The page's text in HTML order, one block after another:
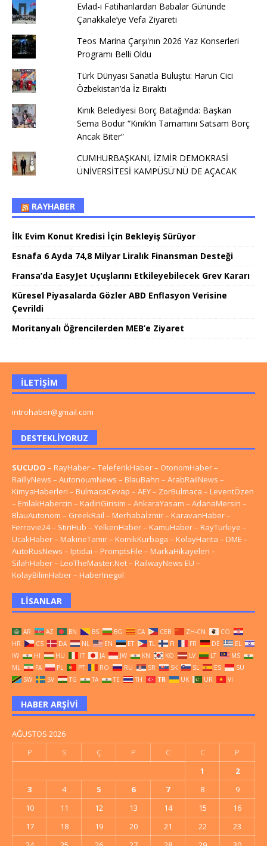
Evlad-ı Fatihanlardan Babalar Gününde
Çanakkale’ye Vefa Ziyareti
Teos Marina Çarşı'nın 2026 Yaz Konserleri
Programı Belli Oldu
Türk Dünyası Sanatla Buluştu: Harun Cici
Özbekistan’da İz Bıraktı
Kınık Belediyesi Borç Batağında: Başkan
Sema Bodur “Kınık’ın Tamamını Satsam Borç
Ancak Biter”
CUMHURBAŞKANI, İZMİR DEMOKRASİ
ÜNİVERSİTESİ KAMPÜSÜ'NÜ DE AÇACAK
RAYHABER
İlk Evim Konut Kredisi İçin Bekleyiş Sürüyor
Esnafa 6 Ayda 74,8 Milyar Liralık Finansman Desteği
Fransa’da EasyJet Uçuşlarını Etkileyebilecek Grev Kararı
Küresel Piyasalarda Gözler ABD Enflasyon Verisine
Çevrildi
Moritanyalı Öğrencilerden MEB’e Ziyaret
İLETIŞIM
introhaber@gmail.com
DESTEKLIYORUZ
SUCUDO – RayHaber– TeleferikHaber– OtonomHaber–
RaillyNews – AutonoumNews – BlauBahn – ArabRailNews –
KimyaHaberleri – BulmacaCevap – AEY– ZorBulmaca – LeventÖzen
– EmlakHabercin – KadinGirisim – AnkaraYasam – AdanaMersin –
BlauAutonom – GreekRail – Merhabaİzmir– KaravanHaber–
Ferrovie24– StiriHub – YelkenHaber– KamuHaber– RayTurkiye –
UcakHaber– MakineTamir– KomikKurbaga – KolayHarita – DME –
AutoRusNews – Iptidai – PromptsFile – MarkaHikayeleri –
SilahHaber– LeoTheMaster.Net– RailwayNews EU –
KolayBilimHaber– HaberInegol
LISANLAR
AR AZ BN BS BG CA CEB ZH-CN
CO
HR
CS DA NL EN ET TL FI FR DE
EL
IW
HI HU IT JA JW KN KO LV LT
MS
ML
FA PL PT RO RU SR SK SL ES
SU
SW
SV TG TA TE TH TR UK UR VI
HABER ARŞIVI
AĞUSTOS 2026
P
S Ç P C C
P
1
2
3
4 5 6 7 8
9
10
11 12 13 14 15
16
17
18 19 20 21 22
23